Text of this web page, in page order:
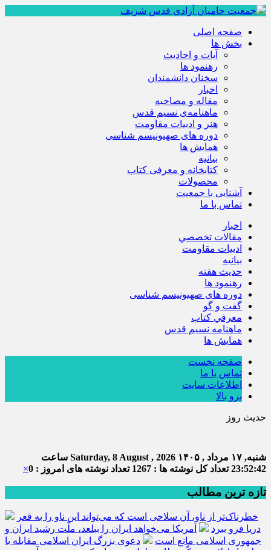
صفحه اصلی
بخش ها
آیات و احادیث
رهنمود ها
سخنان دانشمندان
اخبار
مقاله و مصاحبه
ماهنامه‌ی نسیم قدس
هنر و ادبیات مقاومت
دوره های صهیونیسم شناسی
همايش ها
بيانيه
کتابخانه و معرفی کتاب
محصولات
آشنایی با جمعیت
تماس با ما
اخبار
مقالات تخصصي
ادبيات مقاومت
بيانيه
حديث هفته
رهنمود ها
دوره های صهیونیسم شناسی
گفت و گو
معرفي كتاب
ماهنامه نسيم قدس
همايش ها
صفحه نخست
تماس با ما
اطلاعات سایت
برو بالا
حدیث روز
شنبه, ۱۷ مرداد , ۱۴۰۵ Saturday, 8 August , 2026 ساعت
23:52:42تعداد کل نوشته ها : 1267 تعداد نوشته های امروز : 0 ×
تازه ترین مطالب
خطرناک‌تر از ناو، آن سلاحی است که می‌تواند این ناو را به قعر
دریا فرو ببرد
آمریکا می‌خواهد ایران را ببلعد، ملّت رشید ایران و
جمهوری اسلامی مانع است
دعوی بزرگ ایران اسلامی مقابله با